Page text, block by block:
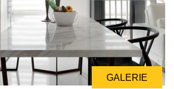
GALERIE